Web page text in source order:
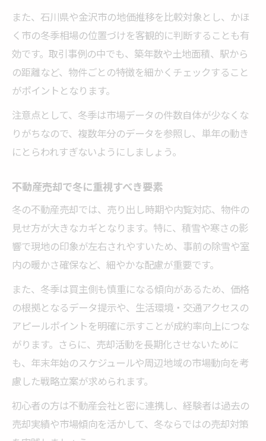
また、石川県や金沢市の地価推移を比較対象とし、かほ
く市の冬季相場の位置づけを客観的に判断することも有
効です。取引事例の中でも、築年数や土地面積、駅から
の距離など、物件ごとの特徴を細かくチェックすること
がポイントとなります。
注意点として、冬季は市場データの件数自体が少なくな
りがちなので、複数年分のデータを参照し、単年の動き
にとらわれすぎないようにしましょう。
不動産売却で冬に重視すべき要素
冬の不動産売却では、売り出し時期や内覧対応、物件の
見せ方が大きなカギとなります。特に、積雪や寒さの影
響で現地の印象が左右されやすいため、事前の除雪や室
内の暖かさ確保など、細やかな配慮が重要です。
また、冬季は買主側も慎重になる傾向があるため、価格
の根拠となるデータ提示や、生活環境・交通アクセスの
アピールポイントを明確に示すことが成約率向上につな
がります。さらに、売却活動を長期化させないために
も、年末年始のスケジュールや周辺地域の市場動向を考
慮した戦略立案が求められます。
初心者の方は不動産会社と密に連携し、経験者は過去の
売却実績や市場傾向を活かして、冬ならではの売却対策